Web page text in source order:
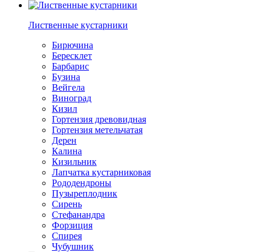
Лиственные кустарники
Бирючина
Бересклет
Барбарис
Бузина
Вейгела
Виноград
Кизил
Гортензия древовидная
Гортензия метельчатая
Дерен
Калина
Кизильник
Лапчатка кустарниковая
Рододендроны
Пузыреплодник
Сирень
Стефанандра
Форзиция
Спирея
Чубушник